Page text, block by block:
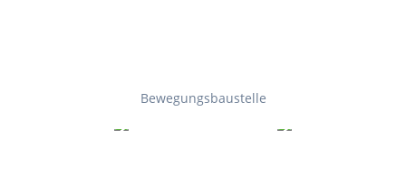
Bewegungsbaustelle